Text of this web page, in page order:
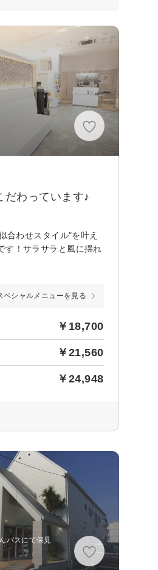
だわっています♪
合わせスタイル"を叶え
す！サラサラと風に揺れ
ペシャルメニューを見る
￥18,700
￥21,560
￥24,948
バスにて保見